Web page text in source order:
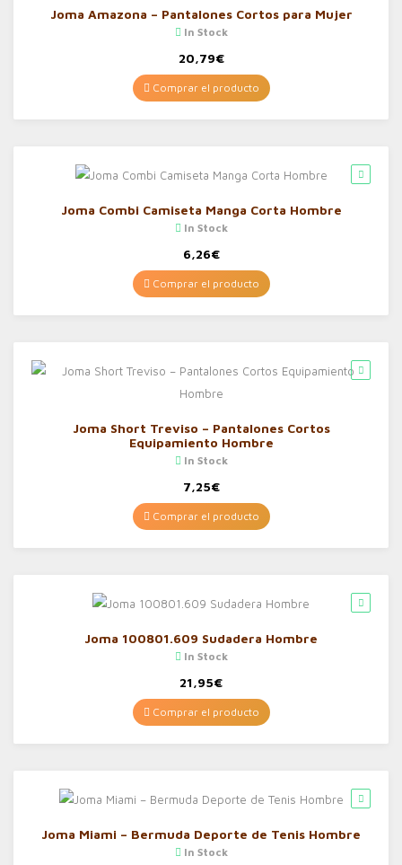
Joma Amazona – Pantalones Cortos para Mujer
In Stock
20,79€
Comprar el producto
Joma Combi Camiseta Manga Corta Hombre
In Stock
6,26€
Comprar el producto
Joma Short Treviso – Pantalones Cortos
Equipamiento Hombre
In Stock
7,25€
Comprar el producto
Joma 100801.609 Sudadera Hombre
In Stock
21,95€
Comprar el producto
Joma Miami – Bermuda Deporte de Tenis Hombre
In Stock